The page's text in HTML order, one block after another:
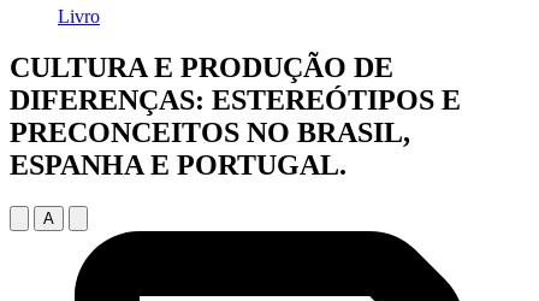
Livro
CULTURA E PRODUÇÃO DE
DIFERENÇAS: ESTEREÓTIPOS E
PRECONCEITOS NO BRASIL,
ESPANHA E PORTUGAL.
A